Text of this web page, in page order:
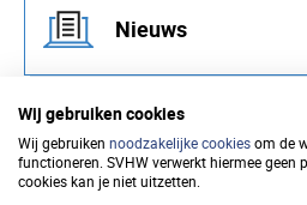
Nieuws
Samenwerkingsverband
Wij gebruiken cookies
Wij gebruiken noodzakelijke cookiesom de
functioneren. SVHW verwerkt hiermee geen
cookies kan je niet uitzetten.